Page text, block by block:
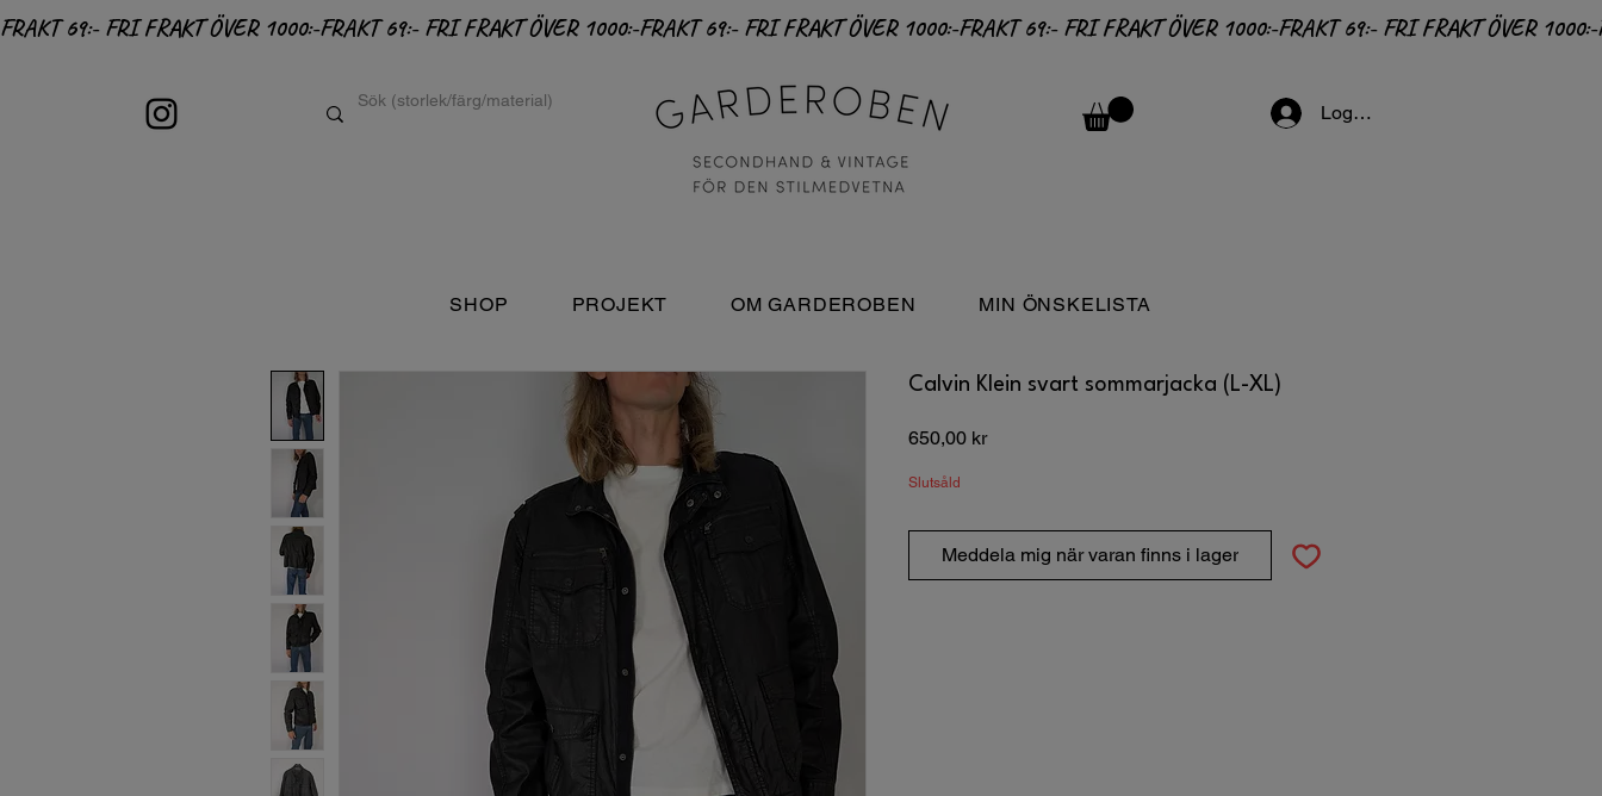
FRAKT 69:- FRI FRAKT ÖVER 1000:-
Logga in
SHOP PROJEKT OM GARDEROBEN MIN ÖNSKELISTA
Calvin Klein svart sommarjacka (L-XL)
650,00 krPris
Slutsåld
Meddela mig när varan finns i lager